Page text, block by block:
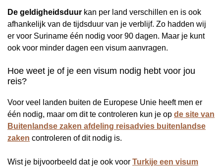
De geldigheidsduur kan per land verschillen en is ook
afhankelijk van de tijdsduur van je verblijf. Zo hadden wij
er voor Suriname één nodig voor 90 dagen. Maar je kunt
ook voor minder dagen een visum aanvragen.
Hoe weet je of je een visum nodig hebt voor jou
reis?
Voor veel landen buiten de Europese Unie heeft men er
één nodig, maar om dit te controleren kun je op de site van
Buitenlandse zaken afdeling reisadvies buitenlandse
zaken controleren of dit nodig is.
Wist je bijvoorbeeld dat je ook voor Turkije een visum